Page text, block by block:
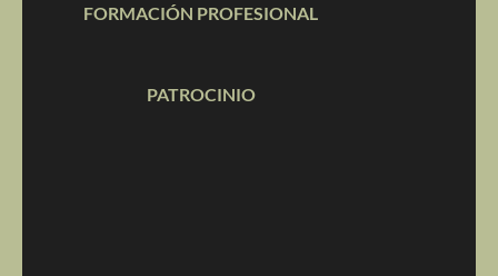
FORMACIÓN PROFESIONAL
PATROCINIO